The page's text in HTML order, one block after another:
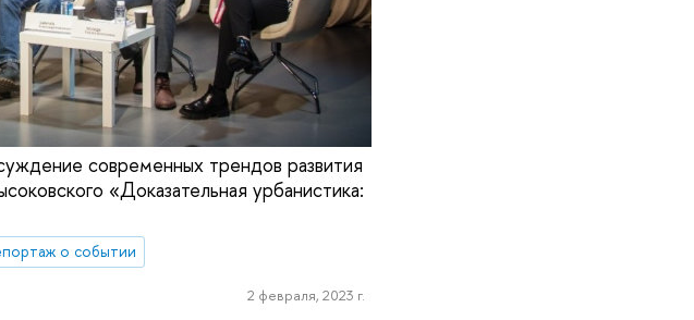
современных трендов развития
«Доказательная урбанистика:
о событии
2 февраля, 2023 г.